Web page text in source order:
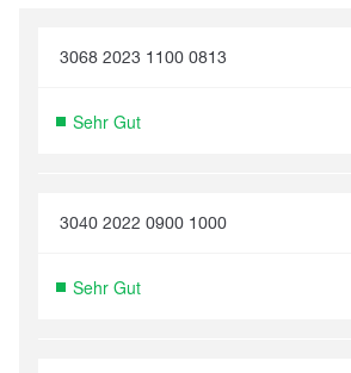
3068 2023 1100 0813
Sehr Gut
3040 2022 0900 1000
Sehr Gut